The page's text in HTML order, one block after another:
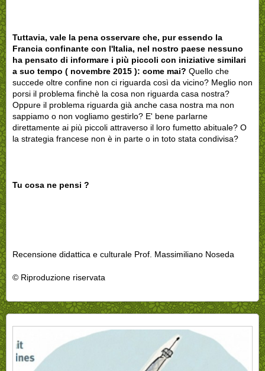
Tuttavia, vale la pena osservare che, pur essendo la
Francia confinante con l'Italia, nel nostro paese nessuno
ha pensato di informare i più piccoli con iniziative similari
a suo tempo ( novembre 2015 ): come mai? Quello che
succede oltre confine non ci riguarda così da vicino? Meglio non
porsi il problema finchè la cosa non riguarda casa nostra?
Oppure il problema riguarda già anche casa nostra ma non
sappiamo o non vogliamo gestirlo? E' bene parlarne
direttamente ai più piccoli attraverso il loro fumetto abituale? O
la strategia francese non è in parte o in toto stata condivisa?
Tu cosa ne pensi ?
Recensione didattica e culturale Prof. Massimiliano Noseda
© Riproduzione riservata